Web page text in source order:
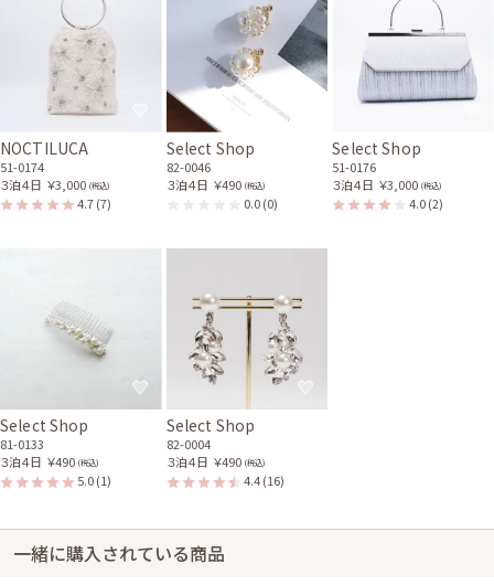
ラッチバッグ
51-0155
NOCTILUCA
51-0174
３泊４日 ￥3,000 (税込)
4.7(7)
Select Shop
82-0046
３泊４日 ￥490 (税込)
0.0(0)
Select Shop
51-0176
３泊４日 ￥3,000 (税込)
4.0(2)
Select Shop
81-0133
３泊４日 ￥490 (税込)
5.0(1)
Select Shop
82-0004
３泊４日 ￥490 (税込)
4.4(16)
一緒に購入されている商品